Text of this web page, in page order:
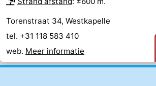
Torenstraat 34, Westkapelle
tel. +31 118 583 410
web. Meer informatie